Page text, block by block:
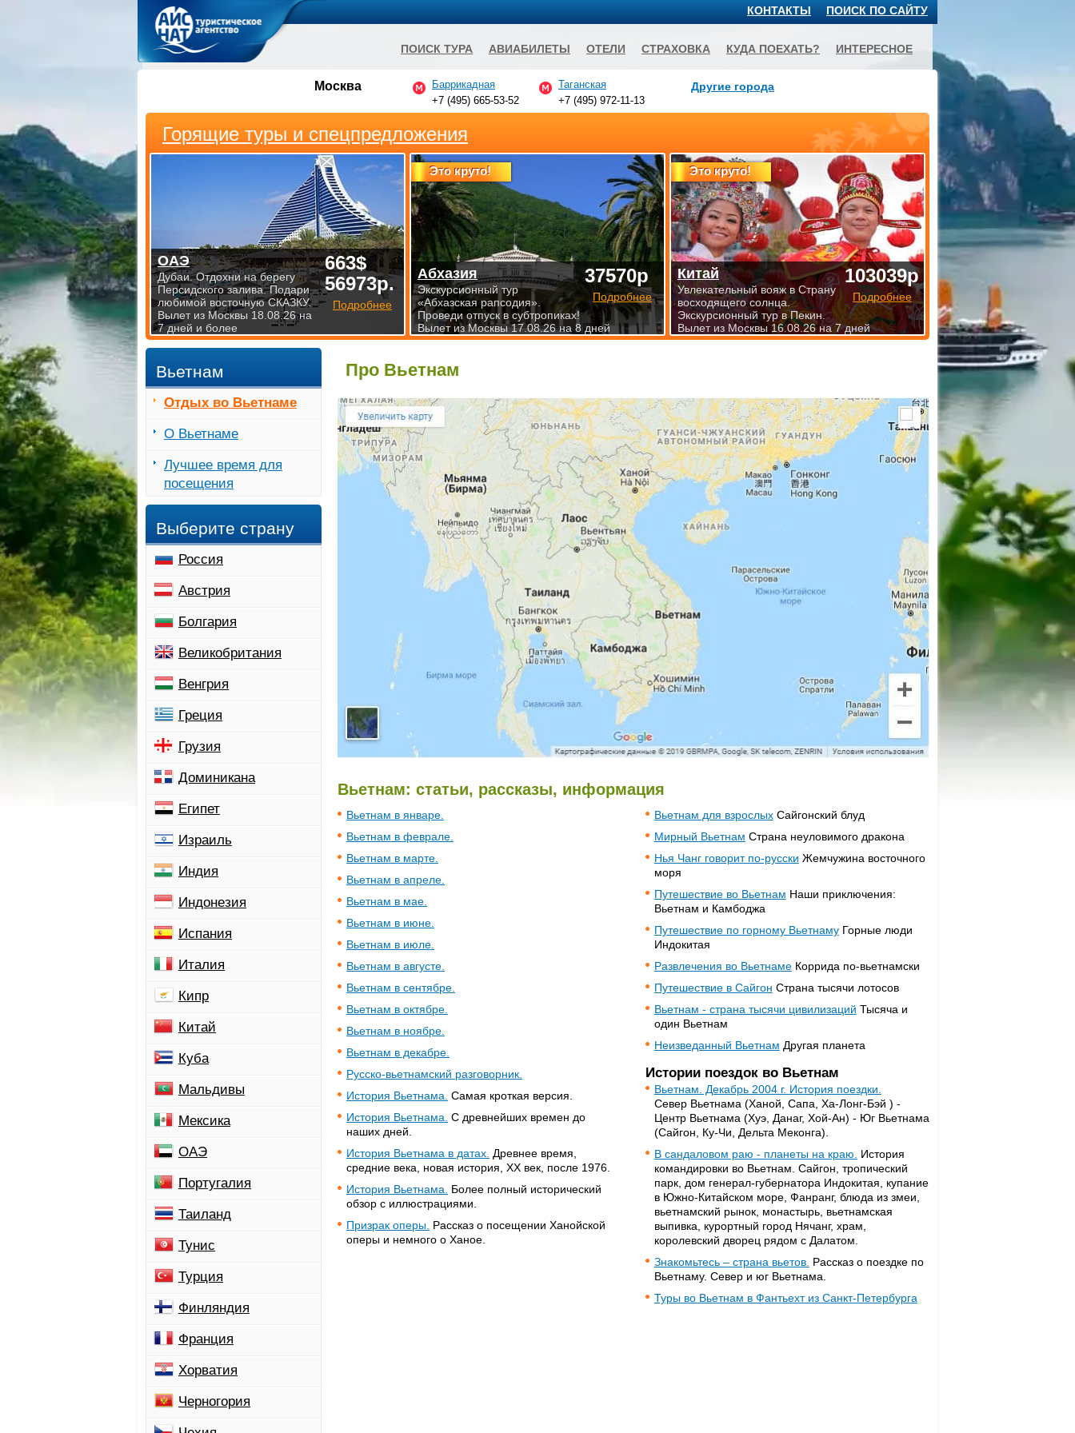
Про Вьетнам
Вьетнам: статьи, рассказы, информация
Вьетнам в январе.
Вьетнам в феврале.
Вьетнам в марте.
Вьетнам в апреле.
Вьетнам в мае.
Вьетнам в июне.
Вьетнам в июле.
Вьетнам в августе.
Вьетнам в сентябре.
Вьетнам в октябре.
Вьетнам в ноябре.
Вьетнам в декабре.
Русско-вьетнамский разговорник.
История Вьетнама. Самая кроткая версия.
История Вьетнама. С древнейших времен до
наших дней.
История Вьетнама в датах. Древнее время,
средние века, новая история, XX век, после 1976.
История Вьетнама. Более полный исторический
обзор с иллюстрациями.
Призрак оперы. Рассказ о посещении Ханойской
оперы и немного о Ханое.
Вьетнам для взрослыхСайгонский блуд
Мирный Вьетнам Страна неуловимого дракона
Нья Чанг говорит по-русски Жемчужина восточного
моря
Путешествие во Вьетнам Наши приключения:
Вьетнам и Камбоджа
Путешествие по горному ВьетнамуГорные люди
Индокитая
Развлечения во ВьетнамеКоррида по-вьетнамски
Путешествие в Сайгон Страна тысячи лотосов
Вьетнам - страна тысячи цивилизаций Тысяча и
один Вьетнам
Неизведанный Вьетнам Другая планета
Истории поездок во Вьетнам
Вьетнам. Декабрь 2004 г. История поездки.
Север Вьетнама (Ханой, Сапа, Ха-Лонг-Бэй ) -
Центр Вьетнама (Хуэ, Данаг, Хой-Ан) - Юг Вьетнама
(Сайгон, Ку-Чи, Дельта Меконга).
В сандаловом раю - планеты на краю. История
командировки во Вьетнам. Сайгон, тропический
парк, дом генерал-губернатора Индокитая, купание
в Южно-Китайском море, Фанранг, блюда из змеи,
вьетнамский рынок, монастырь, вьетнамская
выпивка, курортный город Нячанг, храм,
королевский дворец рядом с Далатом.
Знакомьтесь – страна вьетов. Рассказ о поездке по
Вьетнаму. Север и юг Вьетнама.
Туры во Вьетнам в Фантьехт из Санкт-Петербурга
Вьетнам
Отдых во Вьетнаме
О Вьетнаме
Лучшее время для
посещения
Выберите страну
Россия
Австрия
Болгария
Великобритания
Венгрия
Греция
Грузия
Доминикана
Египет
Израиль
Индия
Индонезия
Испания
Италия
Кипр
Китай
Куба
Мальдивы
Мексика
ОАЭ
Португалия
Таиланд
Тунис
Турция
Финляндия
Франция
Хорватия
Черногория
Горящие туры и спецпредложения
663$
56973р.
Подробнее
ОАЭ
Дубаи. Отдохни на берегу
Персидского залива. Подари
любимой восточную СКАЗКУ.
Вылет из Москвы 18.08.26 на
7 дней и более
Это круто!
37570р
Подробнее
Абхазия
Экскурсионный тур
«Абхазская рапсодия».
Проведи отпуск в субтропиках!
Вылет из Москвы 17.08.26 на 8 дней
Это круто!
103039р
Подробнее
Китай
Увлекательный вояж в Страну
восходящего солнца.
Экскурсионный тур в Пекин.
Вылет из Москвы 16.08.26 на 7 дней
Москва
Баррикадная
+7 (495) 665-53-52
Таганская
+7 (495) 972-11-13
Другие города
ПОИСК ПО САЙТУ
КОНТАКТЫ
ПОИСК ТУРА АВИАБИЛЕТЫ ОТЕЛИ СТРАХОВКА КУДА ПОЕХАТЬ? ИНТЕРЕСНОЕ